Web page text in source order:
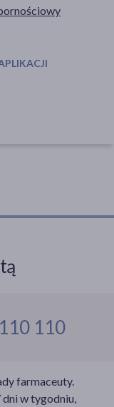
110
farmaceuty.
dni w tygodniu,